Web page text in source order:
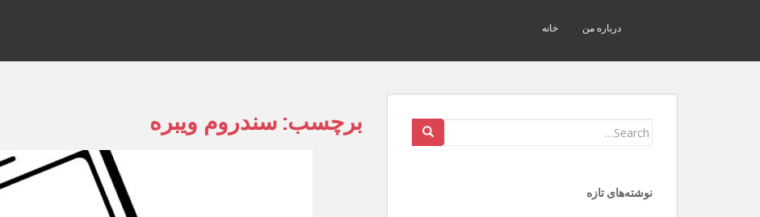
p
خانه درباره من
برچسب: سندروم ویبره
Search
نوشته‌های تازه